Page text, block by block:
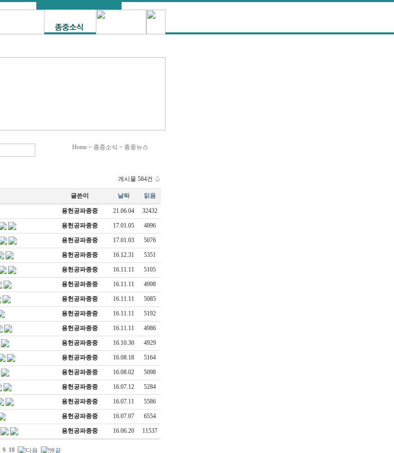
Home > 종중소식 > 종중뉴스
게시물 584건 ♤
글쓴이 날짜 읽음
용헌공파종중 21.06.04 32432
용헌공파종중 17.01.05 4896
용헌공파종중 17.01.03 5076
용헌공파종중 16.12.31 5351
용헌공파종중 16.11.11 5105
용헌공파종중 16.11.11 4998
용헌공파종중 16.11.11 5085
용헌공파종중 16.11.11 5192
용헌공파종중 16.11.11 4986
용헌공파종중 16.10.30 4929
용헌공파종중 16.08.18 5164
용헌공파종중 16.08.02 5098
용헌공파종중 16.07.12 5284
용헌공파종중 16.07.11 5586
용헌공파종중 16.07.07 6554
용헌공파종중 16.06.20 11537
9 10